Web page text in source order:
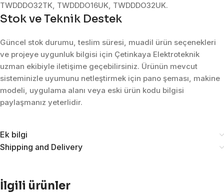
TWDDDO32TK, TWDDDO16UK, TWDDDO32UK.
Stok ve Teknik Destek
Güncel stok durumu, teslim süresi, muadil ürün seçenekleri
ve projeye uygunluk bilgisi için Çetinkaya Elektroteknik
uzman ekibiyle iletişime geçebilirsiniz. Ürünün mevcut
sisteminizle uyumunu netleştirmek için pano şeması, makine
modeli, uygulama alanı veya eski ürün kodu bilgisi
paylaşmanız yeterlidir.
Ek bilgi
Shipping and Delivery
İlgili ürünler